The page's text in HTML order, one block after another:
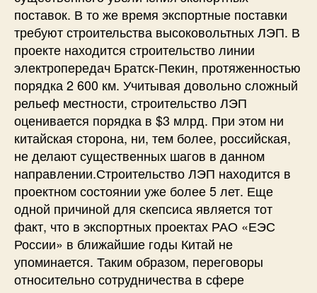
поставок. В то же время экспортные поставки
требуют строительства высоковольтных ЛЭП. В
проекте находится строительство линии
электропередач Братск-Пекин, протяженностью
порядка 2 600 км. Учитывая довольно сложный
рельеф местности, строительство ЛЭП
оценивается порядка в $3 млрд. При этом ни
китайская сторона, ни, тем более, российская,
не делают существенных шагов в данном
направлении.Строительство ЛЭП находится в
проектном состоянии уже более 5 лет. Еще
одной причиной для скепсиса является тот
факт, что в экспортных проектах РАО «ЕЭС
России» в ближайшие годы Китай не
упоминается. Таким образом, переговоры
относительно сотрудничества в сфере